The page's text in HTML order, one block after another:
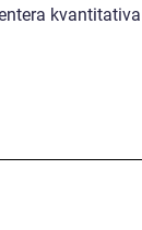
kvantitativa